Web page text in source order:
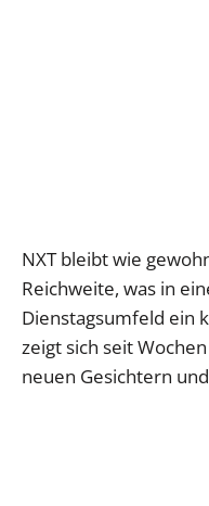
NXT bleibt wie
Reichweite, was in
Dienstagsumfeld ein
zeigt sich seit
neuen Gesichtern